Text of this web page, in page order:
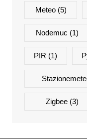
Meteo(5)
Nodemuc (1)
PIR (1)
Zigbee(3)